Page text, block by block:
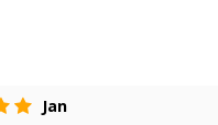
Jan